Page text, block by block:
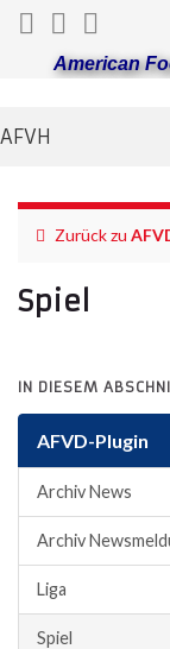
American
AFVH
Zurück zu
Spiel
IN DIESEM
AFVD-Plugin
Archiv News
Archiv
Liga
Spiel